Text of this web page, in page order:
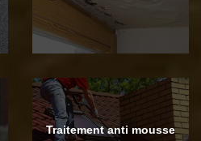
Traitement anti mousse